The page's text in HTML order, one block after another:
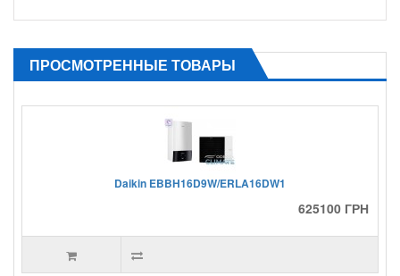
ПРОСМОТРЕННЫЕ ТОВАРЫ
Daikin EBBH16D9W/ERLA16DW1
625100 ГРН